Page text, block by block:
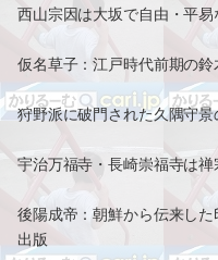
西山宗因は大坂で自由・平
仮名草子：江戸時代前期の
狩野派に破門された久隅守
宇治万福寺・長崎崇福寺は禅
後陽成帝：朝鮮から伝来し
出版